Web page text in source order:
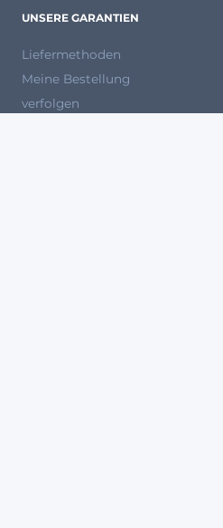
UNSERE GARANTIEN
Liefermethoden
Meine Bestellung
verfolgen